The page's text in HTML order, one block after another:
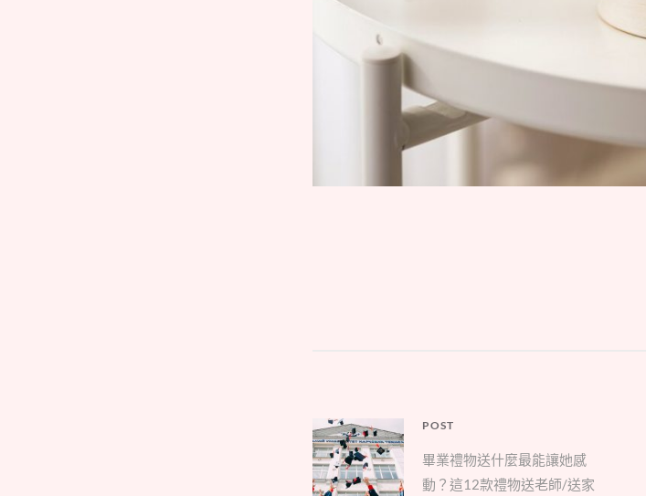
文
章
導
POST
Parent
post:
畢業禮物送什麼最能讓她感
動？這12款禮物送老師/送家